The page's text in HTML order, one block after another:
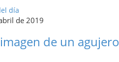
día
de 2019
de un